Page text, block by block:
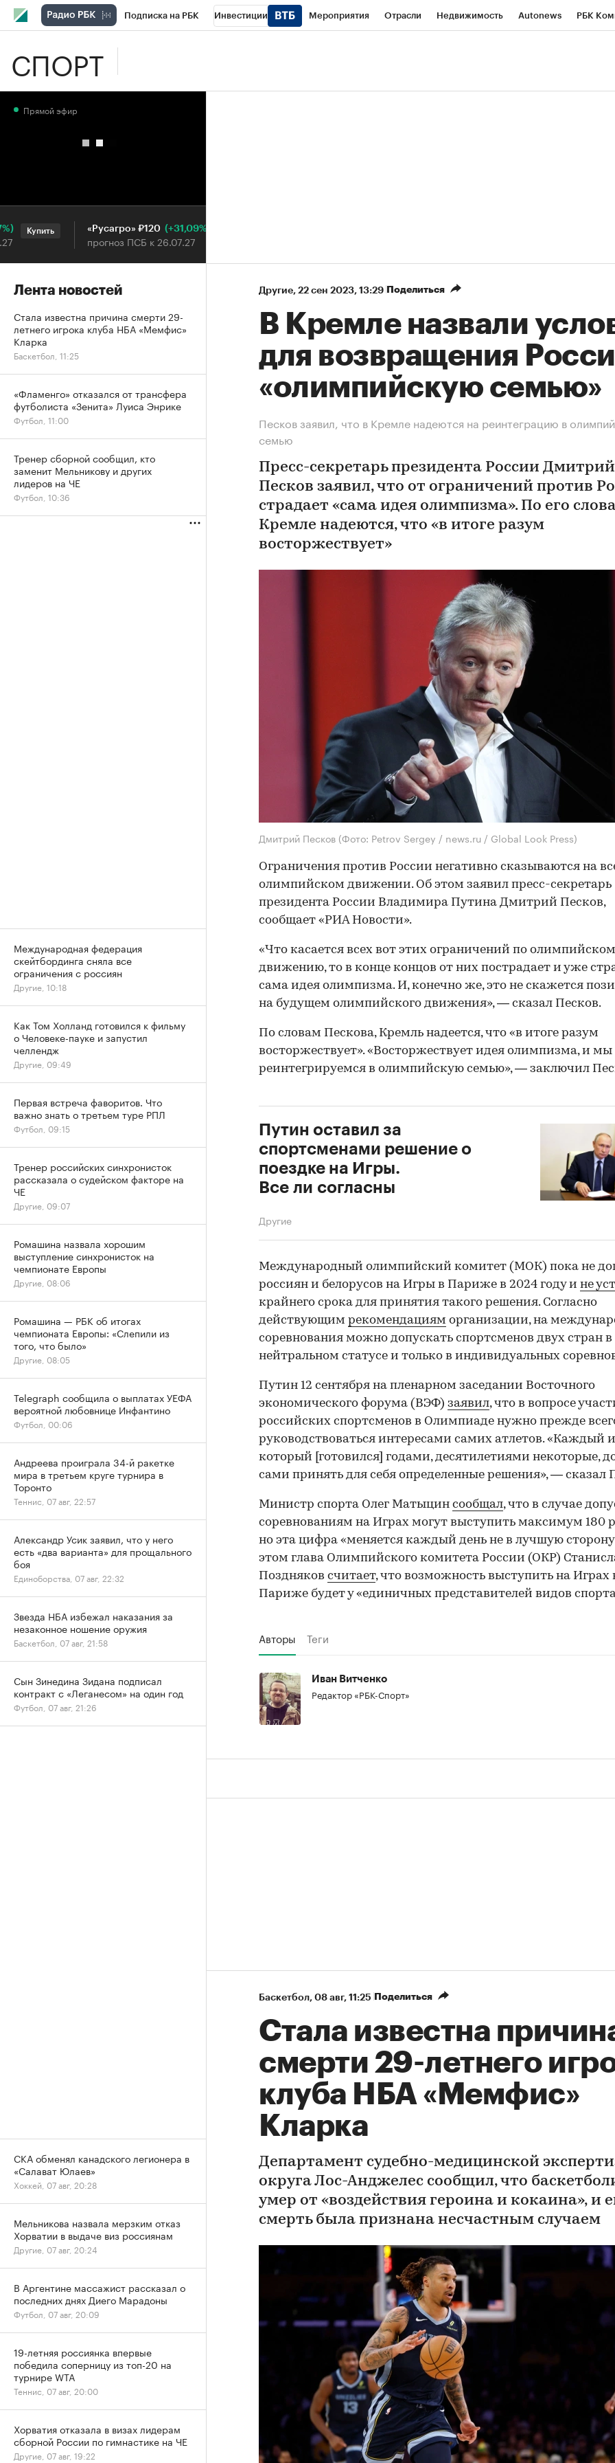
Подписка на РБК Инвестиции Мероприятия Отрасли Недвижимость Autonews РБК
СПОРТ
Другие⁠, 22 сен 2023, 13:29 Поделиться
В Кремле назвали
для возвращения
«олимпийскую семью»
Песков заявил, что в Кремле надеются на реинтеграцию в
семью
Пресс-секретарь президента России Дмитрий
Песков заявил, что от ограничений против
страдает «сама идея олимпизма». По его
Кремле надеются, что «в итоге разум
восторжествует»
Дмитрий Песков (Фото: Petrov Sergey / news.ru / Global Look Press)
Ограничения против России негативно сказываются на
олимпийском движении. Об этом заявил пресс-секретарь
президента России Владимира Путина Дмитрий Песков,
сообщает «РИА Новости».
«Что касается всех вот этих ограничений по
движению, то в конце концов от них пострадает и уже
сама идея олимпизма. И, конечно же, это не скажется
на будущем олимпийского движения», — сказал Песков.
По словам Пескова, Кремль надеется, что «в итоге разум
восторжествует». «Восторжествует идея олимпизма, и мы
реинтегрируемся в олимпийскую семью», — заключил
00:00 / 00:00
Путин оставил за
спортсменами решение о
поездке на Игры.
Все ли согласны
Другие
Международный олимпийский комитет (МОК) пока не
россиян и белорусов на Игры в Париже в 2024 году и не
крайнего срока для принятия такого решения. Согласно
действующим рекомендациям организации, на
соревнования можно допускать спортсменов двух стран в
нейтральном статусе и только в индивидуальных
Путин 12 сентября на пленарном заседании Восточного
экономического форума (ВЭФ) заявил, что в вопросе
российских спортсменов в Олимпиаде нужно прежде
руководствоваться интересами самих атлетов. «Каждый
который [готовился] годами, десятилетиями некоторые,
сами принять для себя определенные решения», — сказал
Министр спорта Олег Матыцин сообщал, что в случае
соревнованиям на Играх могут выступить максимум 180
но эта цифра «меняется каждый день не в лучшую
этом глава Олимпийского комитета России (ОКР)
Поздняков считает, что возможность выступить на Играх
Париже будет у «единичных представителей видов
Авторы Теги
Иван Витченко
Редактор «РБК-Спорт»
Баскетбол⁠, 08 авг, 11:25 Поделиться
Стала известна
смерти 29-летнего
клуба НБА «Мемфис»
Кларка
Департамент судебно-медицинской
округа Лос-Анджелес сообщил, что
умер от «воздействия героина и кокаина», и
смерть была признана несчастным случаем
Прямой эфир
Купить «Русагро» ₽120 (+31,09%)
прогноз ПСБ к 26.07.27
Лента новостей
Стала известна причина смерти 29-
летнего игрока клуба НБА «Мемфис»
Кларка
Баскетбол, 11:25
«Фламенго» отказался от трансфера
футболиста «Зенита» Луиса Энрике
Футбол, 11:00
Тренер сборной сообщил, кто
заменит Мельникову и других
лидеров на ЧЕ
Футбол, 10:36
Международная федерация
скейтбординга сняла все
ограничения с россиян
Другие, 10:18
Как Том Холланд готовился к фильму
о Человеке-пауке и запустил
челлендж
Другие, 09:49
Первая встреча фаворитов. Что
важно знать о третьем туре РПЛ
Футбол, 09:15
Тренер российских синхронисток
рассказала о судейском факторе на
ЧЕ
Другие, 09:07
Ромашина назвала хорошим
выступление синхронисток на
чемпионате Европы
Другие, 08:06
Ромашина — РБК об итогах
чемпионата Европы: «Слепили из
того, что было»
Другие, 08:05
Telegraph сообщила о выплатах УЕФА
вероятной любовнице Инфантино
Футбол, 00:06
Андреева проиграла 34-й ракетке
мира в третьем круге турнира в
Торонто
Теннис, 07 авг, 22:57
Александр Усик заявил, что у него
есть «два варианта» для прощального
боя
Единоборства, 07 авг, 22:32
Звезда НБА избежал наказания за
незаконное ношение оружия
Баскетбол, 07 авг, 21:58
Сын Зинедина Зидана подписал
контракт с «Леганесом» на один год
Футбол, 07 авг, 21:26
СКА обменял канадского легионера в
«Салават Юлаев»
Хоккей, 07 авг, 20:28
Мельникова назвала мерзким отказ
Хорватии в выдаче виз россиянам
Другие, 07 авг, 20:24
В Аргентине массажист рассказал о
последних днях Диего Марадоны
Футбол, 07 авг, 20:09
19-летняя россиянка впервые
победила соперницу из топ-20 на
турнире WTA
Теннис, 07 авг, 20:00
Хорватия отказала в визах лидерам
сборной России по гимнастике на ЧЕ
Другие, 07 авг, 19:22